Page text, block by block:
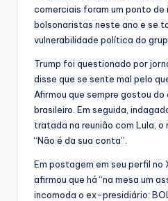
comerciais foram um ponto
bolsonaristas neste ano e se
vulnerabilidade política do
Trump foi questionado por
disse que se sente mal pelo
Afirmou que sempre gostou
brasileiro. Em seguida,
tratada na reunião com Lula, o
“Não é da sua conta”.
Em postagem em seu perfil
afirmou que há “na mesa um
incomoda o ex-presidiário: